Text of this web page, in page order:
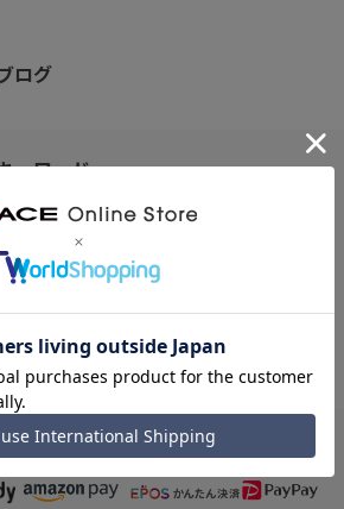
デザイン。下段はマチつきなので、スマ
物の収納にも可能。
大きく開いて荷物が取り出しやすいダブル
性のよいメッシュ素材を採用。
付けられるＤカン付き。チャームをつけ
#リュック PC収納
#15.6インチ リュック
ログ